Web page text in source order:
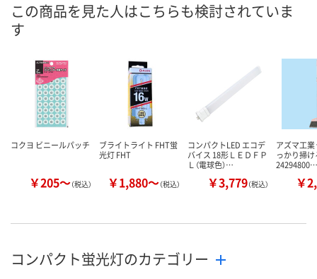
この商品を見た人はこちらも検討されていま
す
コクヨ ビニールパッチ
￥205～（税込）
ブライトライト FHT蛍
光灯 FHT
￥1,880～（税込）
コンパクトLED エコデ
バイス 18形ＬＥＤＦＰ
Ｌ（電球色）…
￥3,779（税込）
アズマ工
っかり掃
24294800…
￥
コンパクト蛍光灯のカテゴリー